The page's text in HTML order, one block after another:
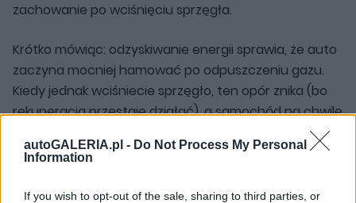
autoGALERIA.pl - Do Not Process My Personal
Information
If you wish to opt-out of the sale, sharing to third parties, or
zachowanie po wciśnięciu sprzęgła.
Krótko mówiąc: odzyskiwanie energii sprawia, że auto
zaczyna mocniej hamować po odpuszczeniu gazu.
Kiedy jednak wciśniecie sprzęgło, ten opór znika (bo
rekuperacja przestaje działać), a samochód na chwile
"szarpie" i sprawia wrażenie, jakby chciał przyspieszyć.
Zachowanie płynności jazdy jest więc nieco